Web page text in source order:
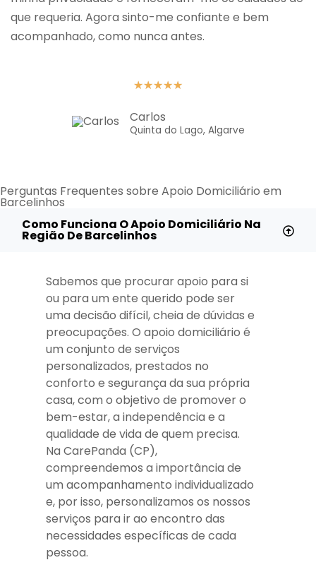
que requeria. Agora sinto-me confiante e bem
acompanhado, como nunca antes.
★★★★★
Carlos
Quinta do Lago, Algarve
Perguntas Frequentes sobre Apoio Domiciliário em
Barcelinhos
Como Funciona O Apoio Domiciliário Na
Região De Barcelinhos
Sabemos que procurar apoio para si
ou para um ente querido pode ser
uma decisão difícil, cheia de dúvidas e
preocupações. O apoio domiciliário é
um conjunto de serviços
personalizados, prestados no
conforto e segurança da sua própria
casa, com o objetivo de promover o
bem-estar, a independência e a
qualidade de vida de quem precisa.
Na CarePanda (CP),
compreendemos a importância de
um acompanhamento individualizado
e, por isso, personalizamos os nossos
serviços para ir ao encontro das
necessidades específicas de cada
pessoa.